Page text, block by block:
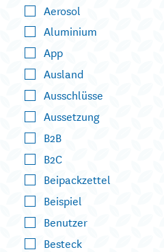
Aerosol
Aluminium
App
Ausland
Ausschlüsse
Aussetzung
B2B
B2C
Beipackzettel
Beispiel
Benutzer
Besteck